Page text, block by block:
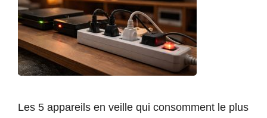
Les 5 appareils en veille qui consomment le plus